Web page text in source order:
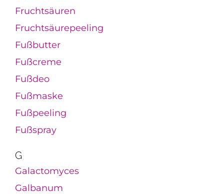
Fruchtsäuren
Fruchtsäurepeeling
Fußbutter
Fußcreme
Fußdeo
Fußmaske
Fußpeeling
Fußspray
G
Galactomyces
Galbanum